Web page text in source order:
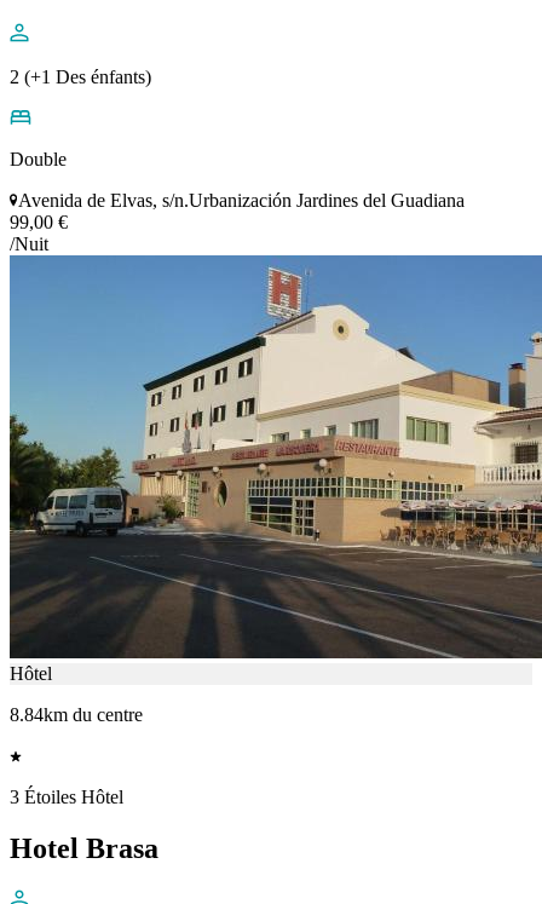
2 (+1 Des énfants)
Double
Avenida de Elvas, s/n.Urbanización Jardines del Guadiana
99,00 €
/Nuit
Hôtel
8.84km du centre
3 Étoiles Hôtel
Hotel Brasa